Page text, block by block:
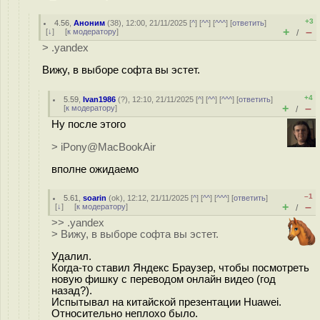
4.56 ,Аноним (38), 12:00, 21/11/2025 [^] [^^] [^^^] [ответить]
[↓] [к модератору]
+3
+ / –
> .yandex
Вижу, в выборе софта вы эстет.
5.59 ,Ivan1986 (?), 12:10, 21/11/2025 [^] [^^] [^^^] [ответить]
[к модератору]
+4
+ / –
Ну после этого
> iPony@MacBookAir
вполне ожидаемо
5.61 ,soarin (ok), 12:12, 21/11/2025 [^] [^^] [^^^] [ответить]
[↓] [к модератору]
–1
+ / –
>> .yandex
> Вижу, в выборе софта вы эстет.
Удалил.
Когда-то ставил Яндекс Браузер, чтобы посмотреть
новую фишку с переводом онлайн видео (год
назад?).
Испытывал на китайской презентации Huawei.
Относительно неплохо было.